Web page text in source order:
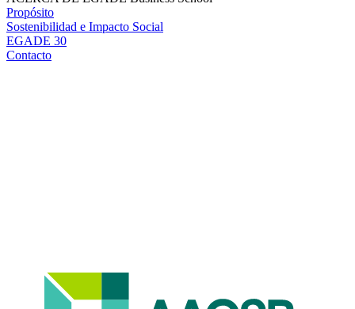
Propósito
Sostenibilidad e Impacto Social
EGADE 30
Contacto